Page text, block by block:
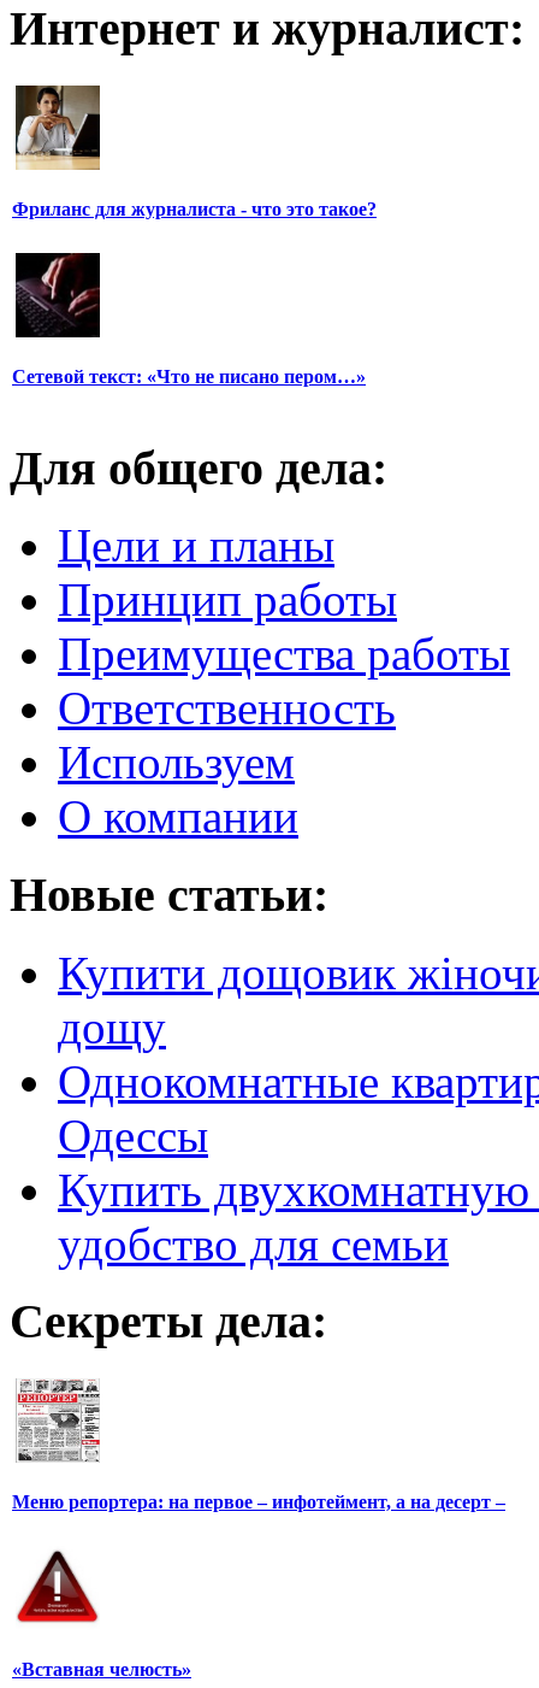
Интернет и журналист:
Фриланс для журналиста - что это такое?
Сетевой текст: «Что не писано пером…»
Для общего дела:
Цели и планы
Принцип работы
Преимущества работы
Ответственность
Используем
О компании
Новые статьи:
Купити дощовик
дощу
Однокомнатные
Одессы
Купить
удобство для семьи
Секреты дела:
Меню репортера: на первое – инфотеймент, а на десерт –
«Вставная челюсть»